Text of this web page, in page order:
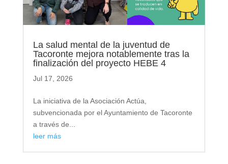
La salud mental de la juventud de
Tacoronte mejora notablemente tras la
finalización del proyecto HEBE 4
Jul 17, 2026
La iniciativa de la Asociación Actúa,
subvencionada por el Ayuntamiento de Tacoronte
a través de...
leer más